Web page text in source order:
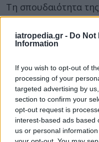
iatropedia.gr - Do Not
Information
If you wish to opt-out of
processing of your
targeted advertising by
section to confirm your
opt-out request is
interest-based ads based
us or personal
Τη σπουδαιότητα
Εθνικός
σχετική
εκλογή της στο
Μια σημαντική
το έργο της ίδιας και
σημαντική πρόοδο που
χρόνια στην Ελλάδα
έρευνας, μέσα από τη